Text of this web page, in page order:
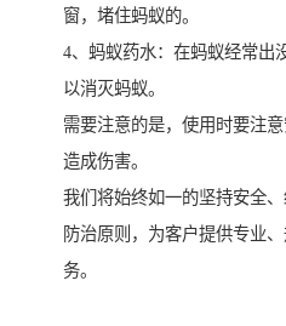
窗，堵住蚂蚁的。
4、蚂蚁药水：在蚂蚁经常出
以消灭蚂蚁。
需要注意的是，使用时要注
造成伤害。
我们将始终如一的坚持安全
防治原则，为客户提供专业
务。